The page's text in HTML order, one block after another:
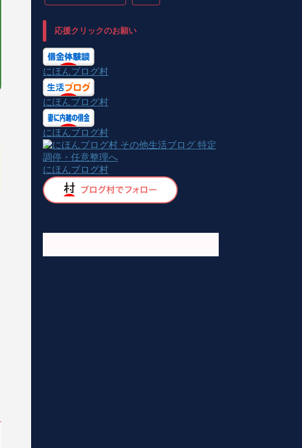
応援クリックのお願い
にほんブログ村
にほんブログ村
にほんブログ村
にほんブログ村